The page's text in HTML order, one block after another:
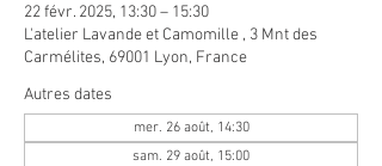
22 févr. 2025, 13:30 – 15:30
L'atelier Lavande et Camomille , 3 Mnt des
Carmélites, 69001 Lyon, France
Autres dates
mer. 26 août, 14:30
sam. 29 août, 15:00